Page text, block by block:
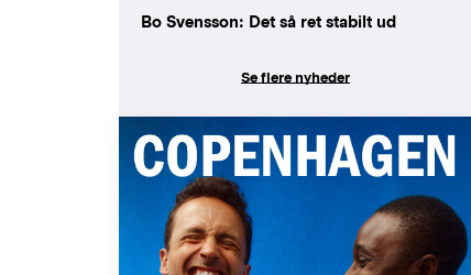
Bo Svensson: Det så ret stabilt ud
Se flere nyheder